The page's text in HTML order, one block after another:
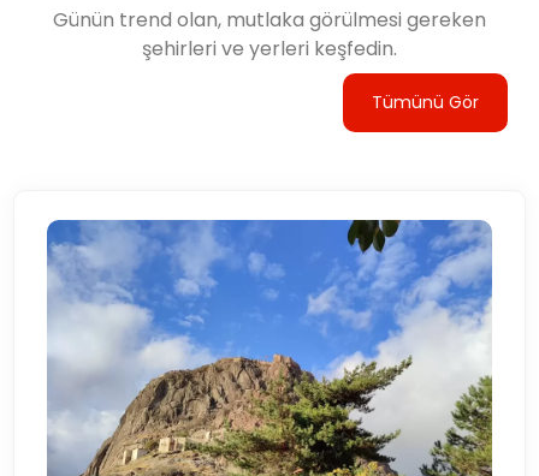
Günün trend olan, mutlaka görülmesi gereken
şehirleri ve yerleri keşfedin.
Tümünü Gör